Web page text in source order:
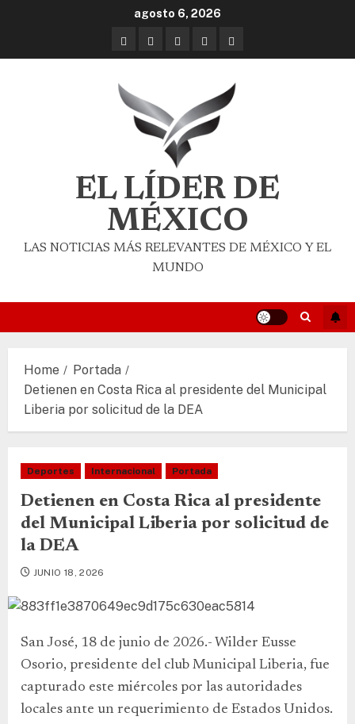
agosto 6, 2026
EL LÍDER DE
MÉXICO
LAS NOTICIAS MÁS RELEVANTES DE MÉXICO Y EL
MUNDO
Home
Portada
Detienen en Costa Rica al presidente del Municipal
Liberia por solicitud de la DEA
Deportes Internacional Portada
Detienen en Costa Rica al presidente
del Municipal Liberia por solicitud de
la DEA
JUNIO 18, 2026
San José, 18 de junio de 2026.- Wilder Eusse
Osorio, presidente del club Municipal Liberia, fue
capturado este miércoles por las autoridades
locales ante un requerimiento de Estados Unidos.